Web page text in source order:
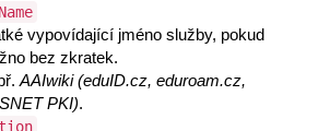
vypovídající jméno služby, pokud
bez zkratek.
AAIwiki (eduID.cz, eduroam.cz,
PKI).